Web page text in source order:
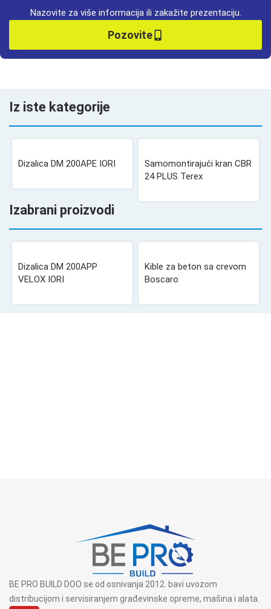
Nazovite za više informacija ili zakažite prezentaciju.
Pozovite
Iz iste kategorije
Dizalica DM 200APE IORI
Samomontirajući kran CBR
24 PLUS Terex
Izabrani proizvodi
Dizalica DM 200APP
VELOX IORI
Kible za beton sa crevom
Boscaro
BE PRO BUILD DOO se od osnivanja 2012. bavi uvozom
distribucijom i servisiranjem građevinske opreme, mašina i alata.